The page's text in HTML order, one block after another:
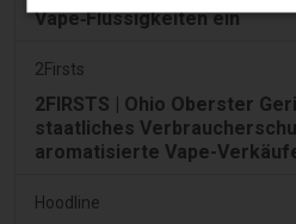
Vape‑Flüssigkeiten ein
2Firsts
2FIRSTS | Ohio Oberster
staatliches
aromatisierte Vape-
Hoodline